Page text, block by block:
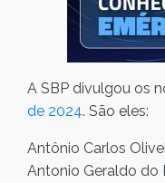
A SBP divulgou os
de 2024. São eles:
Antônio Carlos
Antonio Geraldo do